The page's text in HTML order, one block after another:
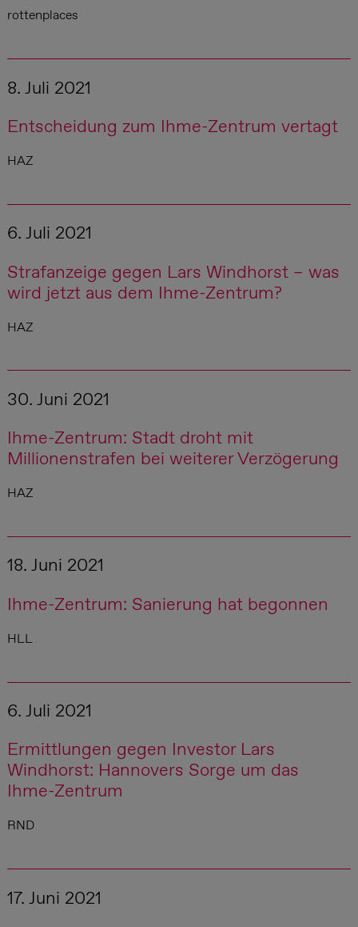
rottenplaces
8. Juli 2021
Entscheidung zum Ihme-Zentrum vertagt
HAZ
6. Juli 2021
Strafanzeige gegen Lars Windhorst – was
wird jetzt aus dem Ihme-Zentrum?
HAZ
30. Juni 2021
Ihme-Zentrum: Stadt droht mit
Millionenstrafen bei weiterer Verzögerung
HAZ
18. Juni 2021
Ihme-Zentrum: Sanierung hat begonnen
HLL
6. Juli 2021
Ermittlungen gegen Investor Lars
Windhorst: Hannovers Sorge um das
Ihme-Zentrum
RND
17. Juni 2021